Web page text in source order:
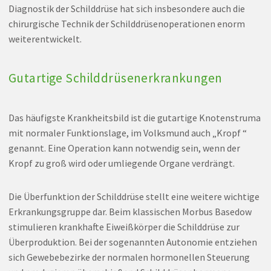
Diagnostik der Schilddrüse hat sich insbesondere auch die
chirurgische Technik der Schilddrüsenoperationen enorm
weiterentwickelt.
Gutartige Schilddrüsenerkrankungen
Das häufigste Krankheitsbild ist die gutartige Knotenstruma
mit normaler Funktionslage, im Volksmund auch „Kropf “
genannt. Eine Operation kann notwendig sein, wenn der
Kropf zu groß wird oder umliegende Organe verdrängt.
Die Überfunktion der Schilddrüse stellt eine weitere wichtige
Erkrankungsgruppe dar. Beim klassischen Morbus Basedow
stimulieren krankhafte Eiweißkörper die Schilddrüse zur
Überproduktion. Bei der sogenannten Autonomie entziehen
sich Gewebebezirke der normalen hormonellen Steuerung